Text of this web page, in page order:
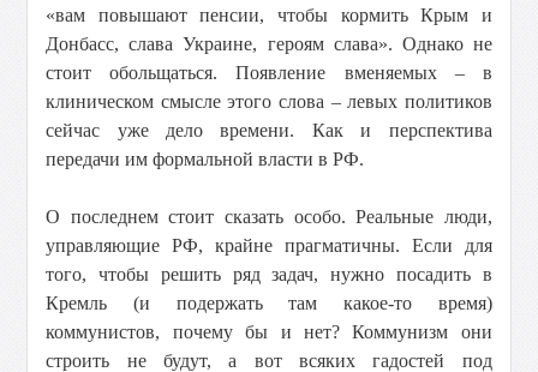
«вам повышают пенсии, чтобы кормить Крым и
Донбасс, слава Украине, героям слава». Однако не
стоит обольщаться. Появление вменяемых – в
клиническом смысле этого слова – левых политиков
сейчас уже дело времени. Как и перспектива
передачи им формальной власти в РФ.
О последнем стоит сказать особо. Реальные люди,
управляющие РФ, крайне прагматичны. Если для
того, чтобы решить ряд задач, нужно посадить в
Кремль (и подержать там какое-то время)
коммунистов, почему бы и нет? Коммунизм они
строить не будут, а вот всяких гадостей под